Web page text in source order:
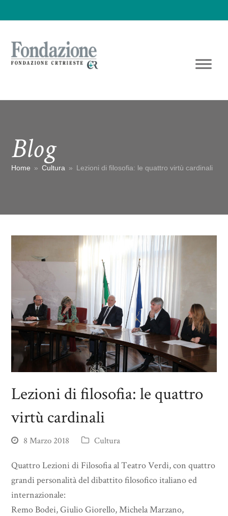
Blog
Home » Cultura » Lezioni di filosofia: le quattro virtù cardinali
Lezioni di filosofia: le quattro
virtù cardinali
8 Marzo 2018 Cultura
Quattro Lezioni di Filosofia al Teatro Verdi, con quattro
grandi personalità del dibattito filosofico italiano ed
internazionale:
Remo Bodei, Giulio Giorello, Michela Marzano,